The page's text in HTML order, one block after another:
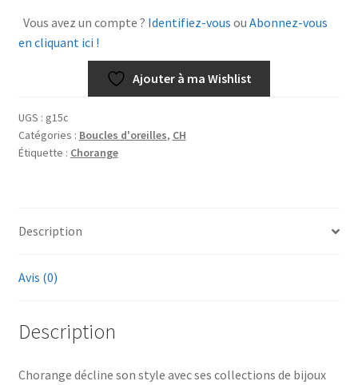
Vous avez un compte ? Identifiez-vous ou Abonnez-vous
en cliquant ici !
Ajouter à ma Wishlist
UGS : g15c
Catégories : Boucles d'oreilles, CH
Étiquette : Chorange
Description
Avis (0)
Description
Chorange décline son style avec ses collections de bijoux